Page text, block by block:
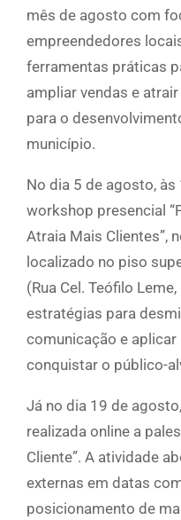
mês de agosto com
empreendedores
ferramentas práticas
ampliar vendas e
para o
município.
No dia 5 de agosto,
workshop presencial
Atraia Mais Clientes”,
localizado no piso
(Rua Cel. Teófilo
estratégias para
comunicação e
conquistar o público-
Já no dia 19 de
realizada online a
Cliente”. A atividade
externas em datas
posicionamento de